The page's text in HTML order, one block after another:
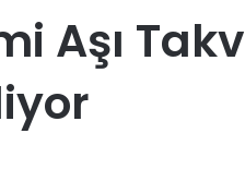
Aşı